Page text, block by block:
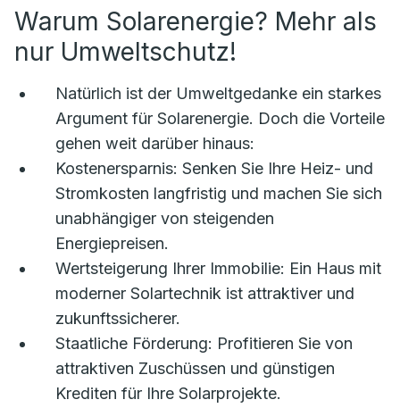
Warum Solarenergie? Mehr als
nur Umweltschutz!
Natürlich ist der Umweltgedanke ein starkes
Argument für Solarenergie. Doch die Vorteile
gehen weit darüber hinaus:
Kostenersparnis: Senken Sie Ihre Heiz- und
Stromkosten langfristig und machen Sie sich
unabhängiger von steigenden
Energiepreisen.
Wertsteigerung Ihrer Immobilie: Ein Haus mit
moderner Solartechnik ist attraktiver und
zukunftssicherer.
Staatliche Förderung: Profitieren Sie von
attraktiven Zuschüssen und günstigen
Krediten für Ihre Solarprojekte.